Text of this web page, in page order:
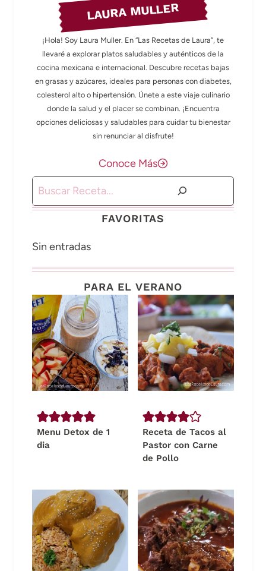
LAURA MULLER
¡Hola! Soy Laura Muller. En “Las Recetas de Laura”, te
llevaré a explorar platos saludables y auténticos de la
cocina mexicana e internacional. Descubre recetas bajas
en grasas y azúcares, ideales para personas con diabetes,
colesterol alto o hipertensión. Únete a este viaje culinario
donde la salud y el placer se combinan. ¡Encuentra
opciones deliciosas y saludables para cuidar tu bienestar
sin renunciar al disfrute!
Conoce Más
Buscar
FAVORITAS
Sin entradas
PARA EL VERANO
Menu Detox de 1
dia
Receta de Tacos al
Pastor con Carne
de Pollo